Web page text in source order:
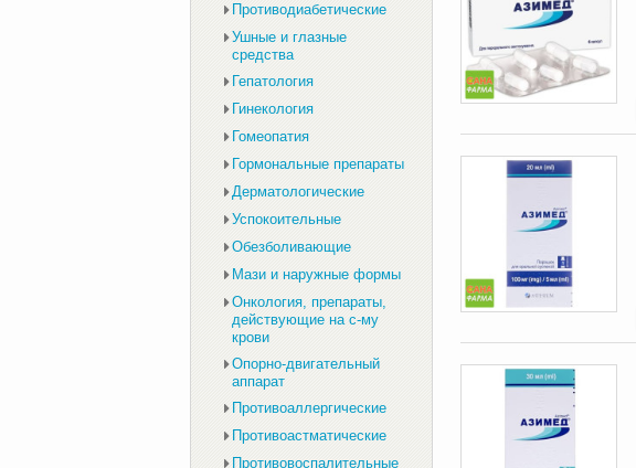
Противодиабетические
Ушные и глазные
средства
Гепатология
Гинекология
Гомеопатия
Гормональные препараты
Дерматологические
Успокоительные
Обезболивающие
Мази и наружные формы
Онкология, препараты,
действующие на с-му
крови
Опорно-двигательный
аппарат
Противоаллергические
Противоастматические
Противовоспалительные